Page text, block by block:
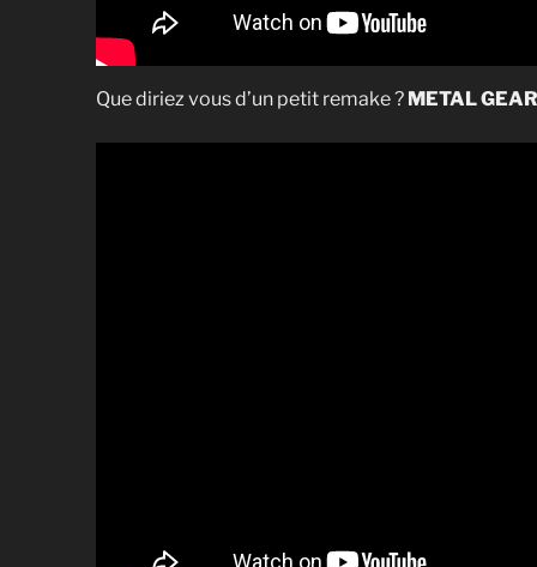
Que diriez vous d’un petit remake ? METAL